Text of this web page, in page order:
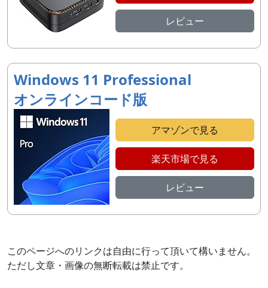
レビュー
Windows 11 Professional
オンラインコード版
アマゾンで見る
楽天市場で見る
レビュー
このページへのリンクは自由に行って頂いて構いません。
ただし文章・画像の無断転載は禁止です。